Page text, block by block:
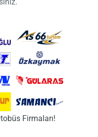
Firmaları!